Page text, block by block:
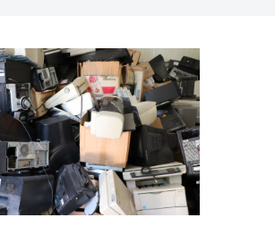
Estados
Especial
Opinión
Contacto